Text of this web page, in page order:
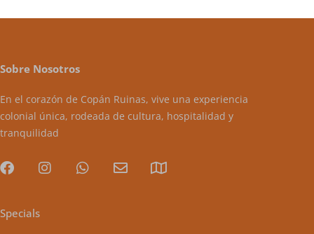
Sobre Nosotros
En el corazón de Copán Ruinas, vive una experiencia
colonial única, rodeada de cultura, hospitalidad y
tranquilidad
Specials